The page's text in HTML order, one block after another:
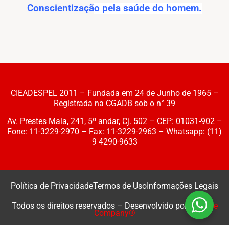
Conscientização pela saúde do homem.
CIEADESPEL 2011 – Fundada em 24 de Junho de 1965 –
Registrada na CGADB sob o n° 39
Av. Prestes Maia, 241, 5º andar, Cj. 502 – CEP: 01031-902 –
Fone: 11-3229-2970 – Fax: 11-3229-2963 – Whatsapp: (11)
9 4290-9633
Política de PrivacidadeTermos de UsoInformações Legais
Todos os direitos reservados – Desenvolvido por Webzoe
Company®